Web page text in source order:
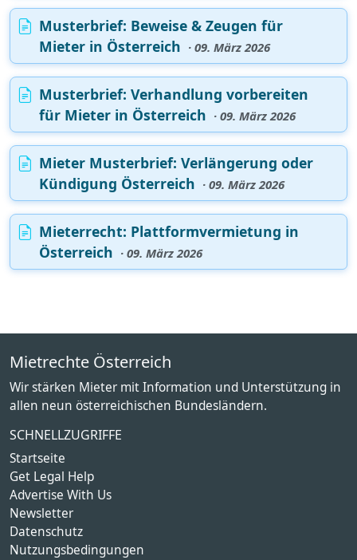
Musterbrief: Beweise & Zeugen für
Mieter in Österreich · 09. März 2026
Musterbrief: Verhandlung vorbereiten
für Mieter in Österreich · 09. März 2026
Mieter Musterbrief: Verlängerung oder
Kündigung Österreich · 09. März 2026
Mieterrecht: Plattformvermietung in
Österreich · 09. März 2026
Mietrechte Österreich
Wir stärken Mieter mit Information und Unterstützung in
allen neun österreichischen Bundesländern.
SCHNELLZUGRIFFE
Startseite
Get Legal Help
Advertise With Us
Newsletter
Datenschutz
Nutzungsbedingungen